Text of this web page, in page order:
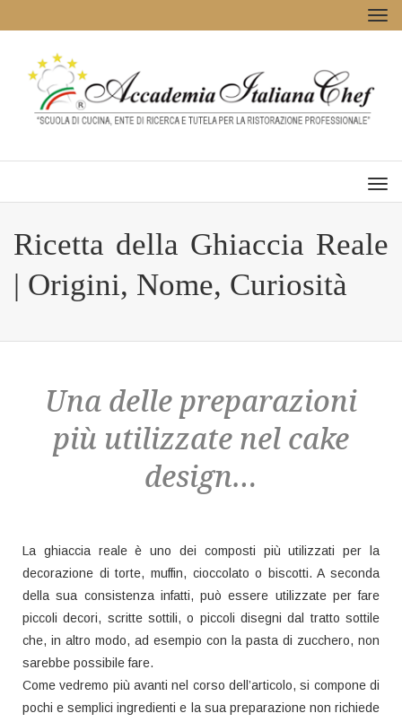
Ricetta della Ghiaccia Reale
| Origini, Nome, Curiosità
Una delle preparazioni
più utilizzate nel cake
design…
La ghiaccia reale è uno dei composti più utilizzati per la
decorazione di torte, muffin, cioccolato o biscotti. A seconda
della sua consistenza infatti, può essere utilizzate per fare
piccoli decori, scritte sottili, o piccoli disegni dal tratto sottile
che, in altro modo, ad esempio con la pasta di zucchero, non
sarebbe possibile fare.
Come vedremo più avanti nel corso dell’articolo, si compone di
pochi e semplici ingredienti e la sua preparazione non richiede